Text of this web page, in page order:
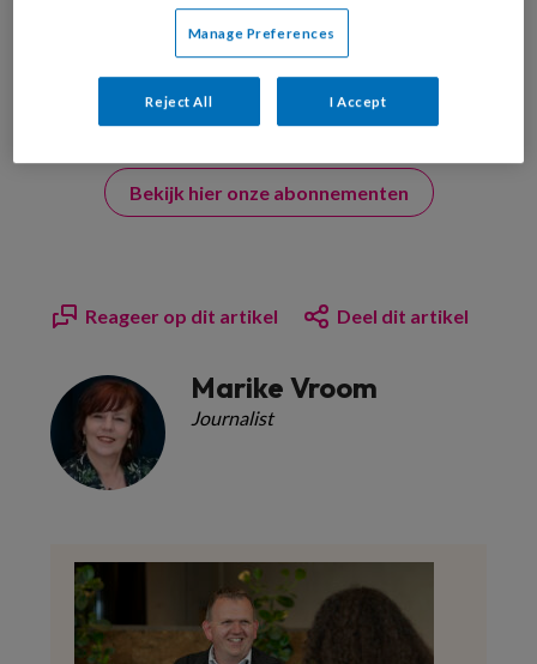
Bekijk hier onze abonnementen
Reageer op dit artikel Deel dit artikel
Marike Vroom
Journalist
Manage Preferences
Reject All I Accept